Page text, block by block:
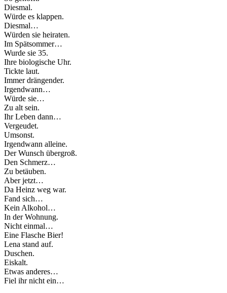
Diesmal.
Würde es klappen.
Diesmal…
Würden sie heiraten.
Im Spätsommer…
Wurde sie 35.
Ihre biologische Uhr.
Tickte laut.
Immer drängender.
Irgendwann…
Würde sie…
Zu alt sein.
Ihr Leben dann…
Vergeudet.
Umsonst.
Irgendwann alleine.
Der Wunsch übergroß.
Den Schmerz…
Zu betäuben.
Aber jetzt…
Da Heinz weg war.
Fand sich…
Kein Alkohol…
In der Wohnung.
Nicht einmal…
Eine Flasche Bier!
Lena stand auf.
Duschen.
Eiskalt.
Etwas anderes…
Fiel ihr nicht ein…